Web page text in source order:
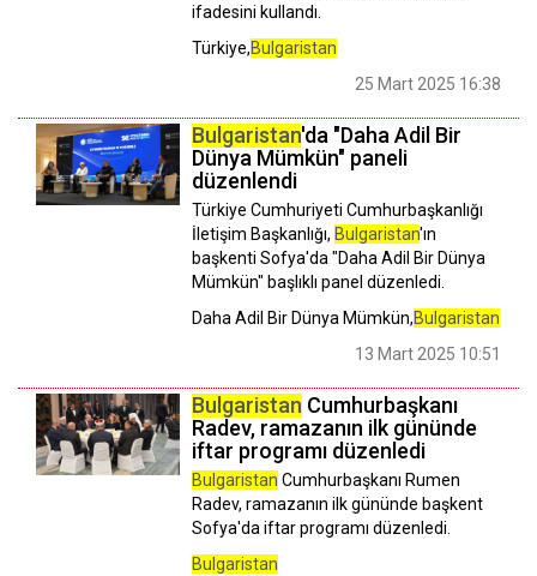
ifadesini kullandı.
Türkiye,Bulgaristan
25 Mart 2025 16:38
Bulgaristan'da "Daha Adil Bir
Dünya Mümkün" paneli
düzenlendi
Türkiye Cumhuriyeti Cumhurbaşkanlığı
İletişim Başkanlığı, Bulgaristan'ın
başkenti Sofya'da "Daha Adil Bir Dünya
Mümkün" başlıklı panel düzenledi.
Daha Adil Bir Dünya Mümkün,Bulgaristan
13 Mart 2025 10:51
Bulgaristan Cumhurbaşkanı
Radev, ramazanın ilk gününde
iftar programı düzenledi
Bulgaristan Cumhurbaşkanı Rumen
Radev, ramazanın ilk gününde başkent
Sofya'da iftar programı düzenledi.
Bulgaristan